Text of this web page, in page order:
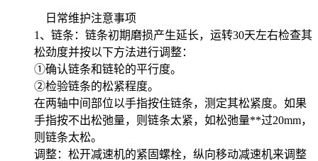
日常维护注意事项
1、链条：链条初期磨损产生延长，运转30天左右检查其
松劲度并按以下方法进行调整：
①确认链条和链轮的平行度。
②检验链条的松紧程度。
在两轴中间部位以手指按住链条，测定其松紧度。如果
手指按不出松弛量，则链条太紧，如松弛量**过20mm，
则链条太松。
调整：松开减速机的紧固螺栓，纵向移动减速机来调整